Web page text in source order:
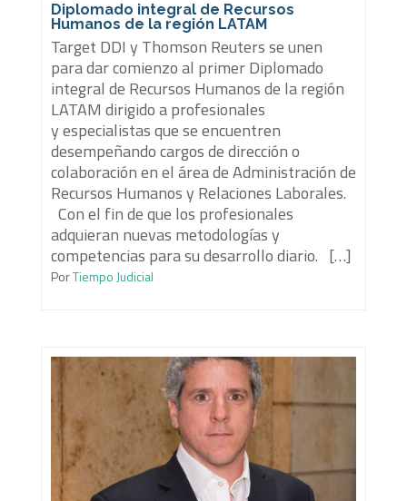
Diplomado integral de Recursos
Humanos de la región LATAM
Target DDI y Thomson Reuters se unen
para dar comienzo al primer Diplomado
integral de Recursos Humanos de la región
LATAM dirigido a profesionales
y especialistas que se encuentren
desempeñando cargos de dirección o
colaboración en el área de Administración de
Recursos Humanos y Relaciones Laborales.
Con el fin de que los profesionales
adquieran nuevas metodologías y
competencias para su desarrollo diario. […]
PorTiempo Judicial